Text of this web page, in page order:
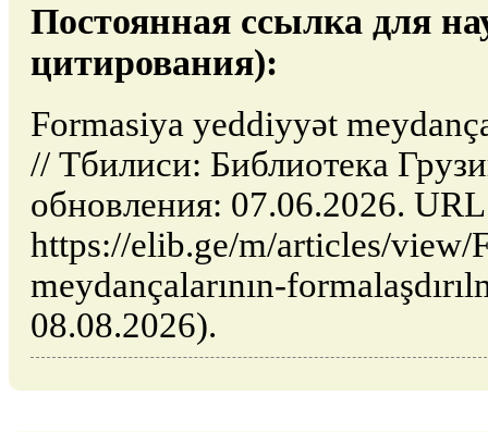
Постоянная ссылка для
цитирования):
Formasiya yeddiyyət
// Тбилиси: Библиотека
обновления: 07.06.2026.
https://elib.ge/m/articles/view/
meydançalarının-
08.08.2026).